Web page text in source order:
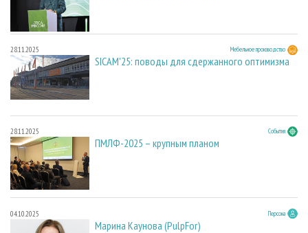
28.11.2025 Мебельное производство
SICAM'25: поводы для сдержанного оптимизма
28.11.2025 События
ПМЛФ-2025 – крупным планом
04.10.2025 Персона
Марина Каунова (PulpFor)